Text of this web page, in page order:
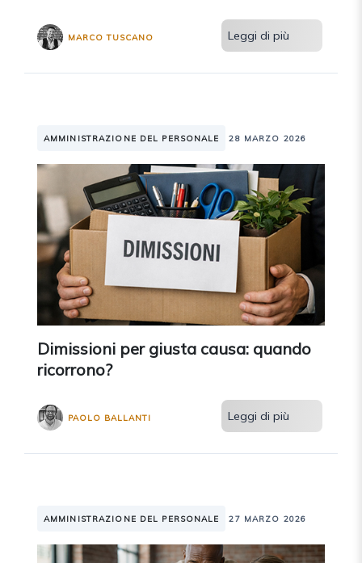
MARCO TUSCANO Leggi di più
AMMINISTRAZIONE DEL PERSONALE 28 MARZO 2026
Dimissioni per giusta causa: quando
ricorrono?
PAOLO BALLANTI Leggi di più
AMMINISTRAZIONE DEL PERSONALE 27 MARZO 2026